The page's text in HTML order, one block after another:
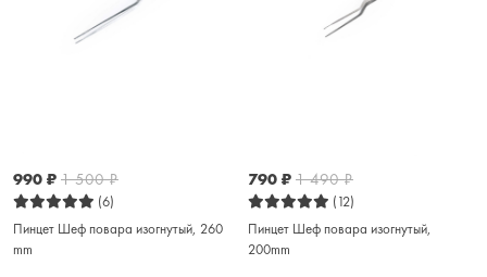
990 ₽ 1 500₽
(6)
Пинцет Шеф повара изогнутый, 260
mm
790 ₽ 1 490₽
(12)
Пинцет Шеф повара изогнутый,
200mm